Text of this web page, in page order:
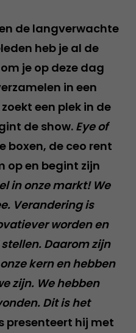
de langverwachte
heb je al de
je op deze dag
in een
een plek in de
de show. Eye of
boxen, de ceo rent
op en begint zijn
in onze markt! We
Verandering is
worden en
Daarom zijn
kern en hebben
zijn. We hebben
Dit is het
presenteert hij met